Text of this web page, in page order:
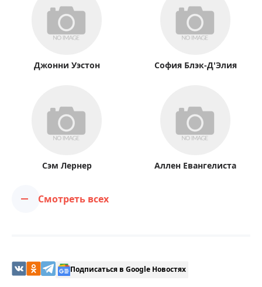
Джонни Уэстон София Блэк-Д'Элия
Сэм Лернер Аллен Евангелиста
Смотреть всех
Подписаться в Google Новостях